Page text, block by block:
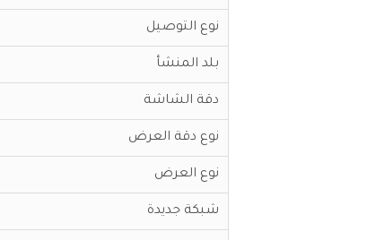
نوع التوصيل
بلد المنشأ
دقة الشاشة
نوع دقة العرض
نوع العرض
شبكة جديدة